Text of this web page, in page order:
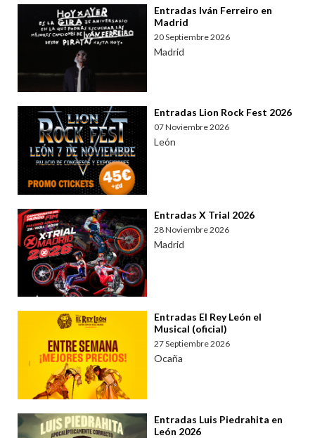
Entradas Iván Ferreiro en
Madrid
20 Septiembre 2026
Madrid
Entradas Lion Rock Fest 2026
07 Noviembre 2026
León
Entradas X Trial 2026
28 Noviembre 2026
Madrid
Entradas El Rey León el
Musical (oficial)
27 Septiembre 2026
Ocaña
Entradas Luis Piedrahita en
León 2026